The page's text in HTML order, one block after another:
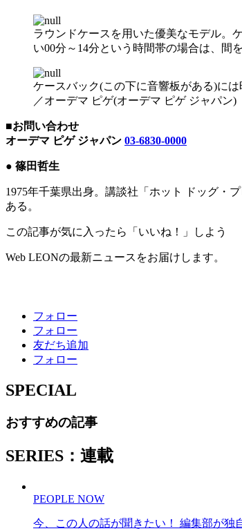
ラウンドケースを用いた優美なモデル。
い00分～14分という時間帯の場合は、間
ケースバック(この下に音響板がある)に
／オーデマ ピゲ(オーデマ ピゲ ジャパン)
■お問い合わせ
オーデマ ピゲ ジャパン 03-6830-0000
● 篠田哲生
1975年千葉県出身。講談社「ホット ドッグ・
ある。
この記事が気に入ったら「いいね！」しよう
Web LEONの最新ニュースをお届けします。
フォロー
フォロー
友だち追加
フォロー
SPECIAL
おすすめの記事
SERIES：連載
PEOPLE NOW
今、この人の話が聞きたい！ 編集部が独